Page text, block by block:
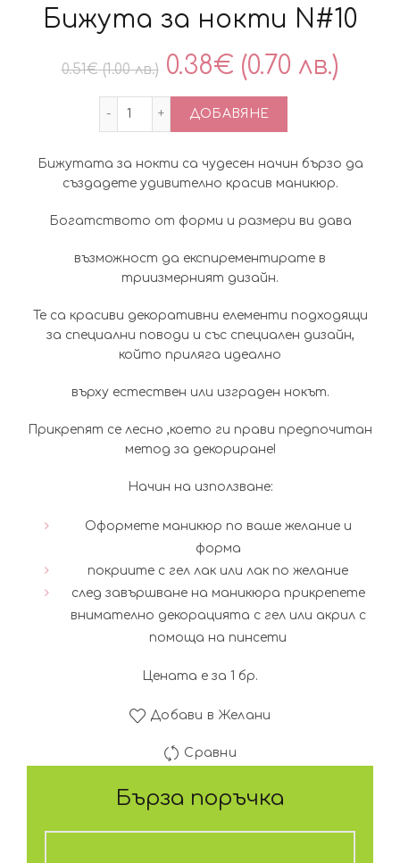
Бижута за нокти N#10
0.51€ (1.00 лв.) Original
price
0.51€
(1.00
лв.).
0.38€ (0.70 лв.)
(0.70
количество за Бижута за нокти N#10
ДОБАВЯНЕ
Бижутата за нокти са чудесен начин бързо да
създадете удивително красив маникюр.
Богатството от форми и размери ви дава
възможност да експирементирате в
триизмерният дизайн.
Те са красиви декоративни елементи подходящи
за специални поводи и със специален дизайн,
който приляга идеално
върху естествен или изграден нокът.
Прикрепят се лесно ,което ги прави предпочитан
метод за декориране!
Начин на използване:
Оформете маникюр по ваше желание и
форма
покриите с гел лак или лак по желание
след завършване на маникюра прикрепете
внимателно декорацията с гел или акрил с
помоща на пинсети
Цената е за 1 бр.
Добави в Желани
Сравни
Бърза поръчка